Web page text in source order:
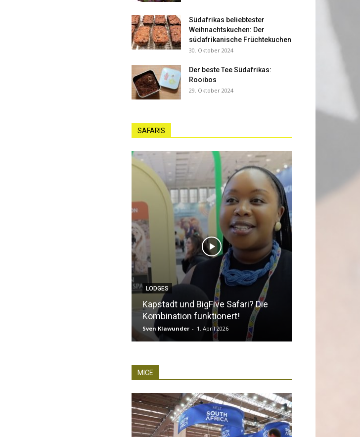
Südafrikas beliebtester
Weihnachtskuchen: Der
südafrikanische Früchtekuchen
30. Oktober 2024
Der beste Tee Südafrikas:
Rooibos
29. Oktober 2024
SAFARIS
Kapstadt und BigFive Safari? Die
Kombination funktionert!
Sven Klawunder 1. April 2026
NEWS
Südafrika bequem
Southern Africa 360
Sven Klawunder
MICE